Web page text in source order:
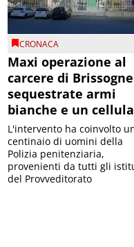
CRONACA
Maxi operazione al
carcere di
sequestrate armi
bianche e un
L'intervento ha coinvolto
centinaio di uomini della
Polizia penitenziaria,
provenienti da tutti gli
del Provveditorato